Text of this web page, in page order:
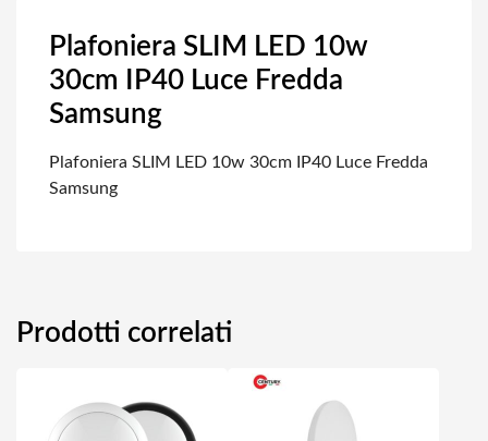
Plafoniera SLIM LED 10w
30cm IP40 Luce Fredda
Samsung
Plafoniera SLIM LED 10w 30cm IP40 Luce Fredda
Samsung
Prodotti correlati